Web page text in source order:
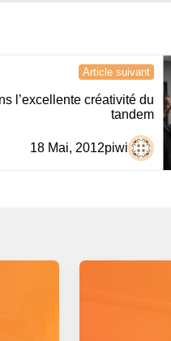
Article suivant
l’excellente créativité du
tandem
piwi
18 Mai, 2012